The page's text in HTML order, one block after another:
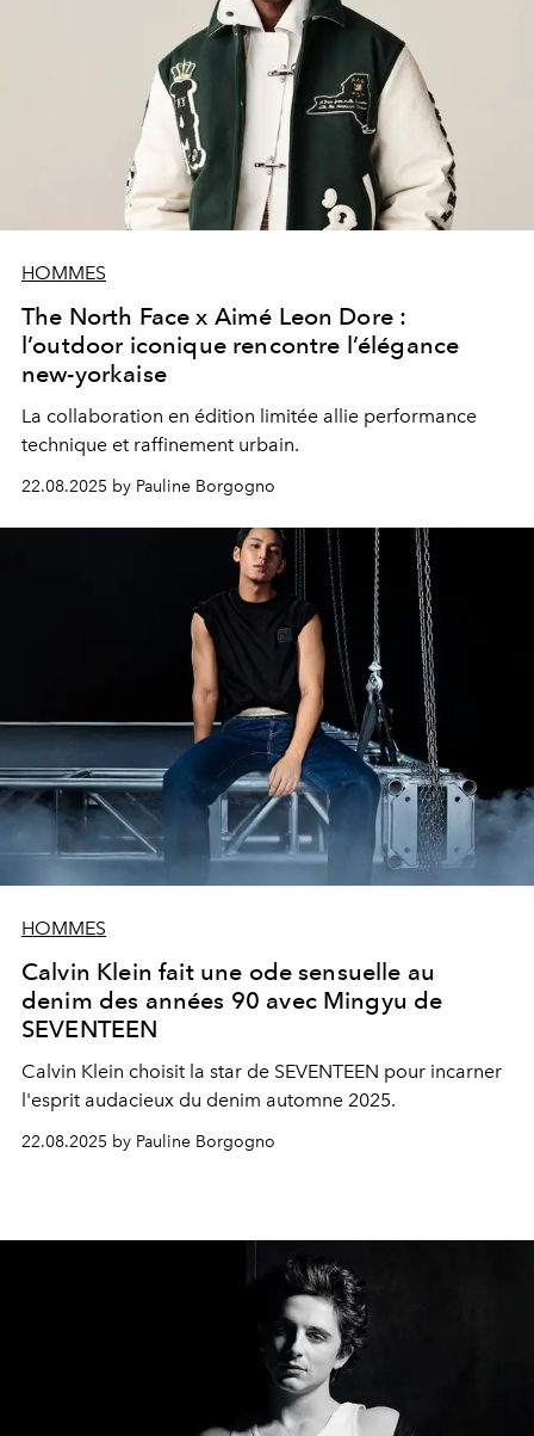
HOMMES
The North Face x Aimé Leon Dore :
l’outdoor iconique rencontre l’élégance
new-yorkaise
La collaboration en édition limitée allie performance
technique et raffinement urbain.
22.08.2025 by Pauline Borgogno
HOMMES
Calvin Klein fait une ode sensuelle au
denim des années 90 avec Mingyu de
SEVENTEEN
Calvin Klein choisit la star de SEVENTEEN pour incarner
l'esprit audacieux du denim automne 2025.
22.08.2025 by Pauline Borgogno